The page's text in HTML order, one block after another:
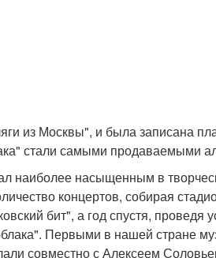
из Москвы", и была записана
стали самыми продаваемыми
наиболее насыщенным в
концертов, собирая
бит", а год спустя,
Первыми в нашей стране
совместно с Алексеем